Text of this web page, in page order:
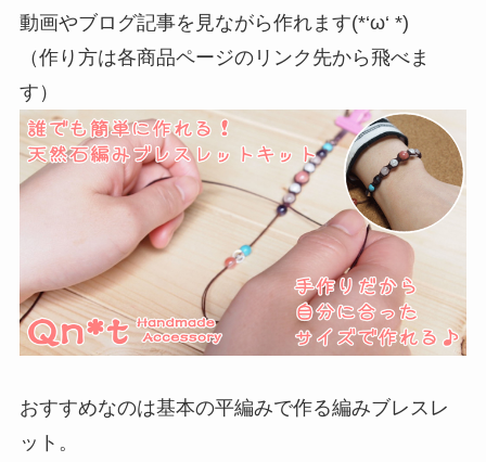
動画やブログ記事を見ながら作れます(*‘ω‘ *)
（作り方は各商品ページのリンク先から飛べま
す）
おすすめなのは基本の平編みで作る編みブレスレ
ット。